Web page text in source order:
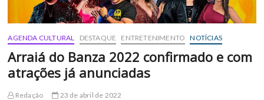
AGENDA CULTURAL DESTAQUE ENTRETENIMENTO NOTÍCIAS
Arraiá do Banza 2022 confirmado e com
atrações já anunciadas
Redação 23 de abril de 2022